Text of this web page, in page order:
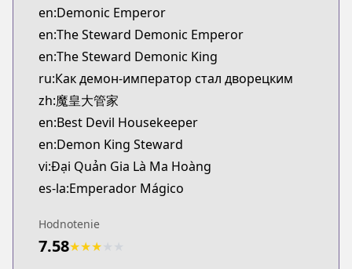
en:Demonic Emperor
en:The Steward Demonic Emperor
en:The Steward Demonic King
ru:Как демон-император стал дворецким
zh:魔皇大管家
en:Best Devil Housekeeper
en:Demon King Steward
vi:Đại Quản Gia Là Ma Hoàng
es-la:Emperador Mágico
Hodnotenie
7.58★★★